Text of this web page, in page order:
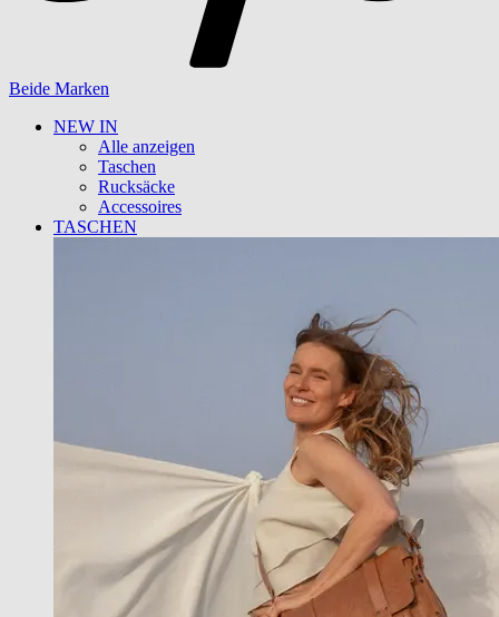
Beide Marken
NEW IN
Alle anzeigen
Taschen
Rucksäcke
Accessoires
TASCHEN